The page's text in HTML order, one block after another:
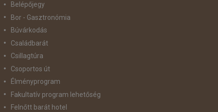
Belépőjegy
Bor - Gasztronómia
Búvárkodás
Családbarát
Csillagtúra
Csoportos út
Élményprogram
Fakultatív program lehetőség
Felnőtt barát hotel